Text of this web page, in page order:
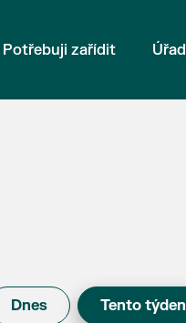
Potřebuji zařídit Úřad
Dnes Tento týden